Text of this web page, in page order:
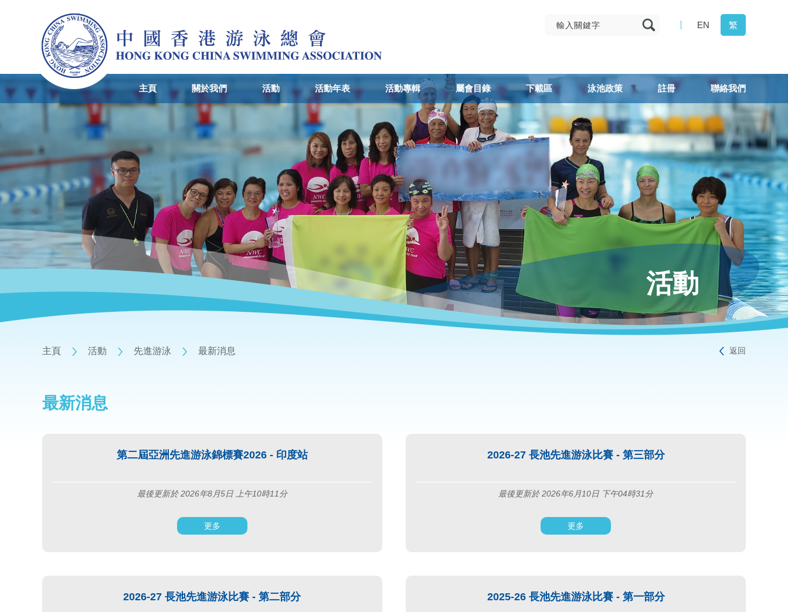
EN 繁
主頁 關於我們 活動 活動年表 活動專輯 屬會目錄 下載區 泳池政策 註冊 聯絡我們
活動
主頁 活動 先進游泳 最新消息 返回
最新消息
第二屆亞洲先進游泳錦標賽2026 - 印度站
最後更新於 2026年8月5日 上午10時11分
更多
2026-27 長池先進游泳比賽 - 第三部分
最後更新於 2026年6月10日 下午04時31分
更多
2026-27 長池先進游泳比賽 - 第二部分 2025-26 長池先進游泳比賽 - 第一部分